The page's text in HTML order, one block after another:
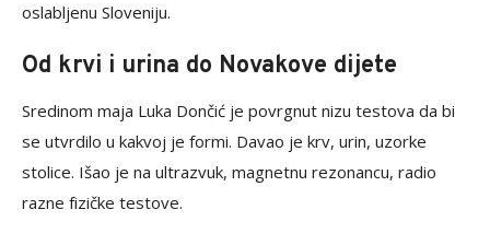
oslabljenu Sloveniju.
Od krvi i urina do Novakove dijete
Sredinom maja Luka Dončić je povrgnut nizu testova da bi
se utvrdilo u kakvoj je formi. Davao je krv, urin, uzorke
stolice. Išao je na ultrazvuk, magnetnu rezonancu, radio
razne fizičke testove.